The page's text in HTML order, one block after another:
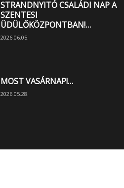
STRANDNYITÓ CSALÁDI NAP A
SZENTESI
ÜDÜLŐKÖZPONTBAN!…
2026.06.05.
MOST VASÁRNAP!…
2026.05.28.